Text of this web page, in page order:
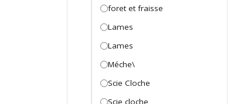
foret et fraisse
Lames
Lames
Méche\
Scie Cloche
Scie cloche